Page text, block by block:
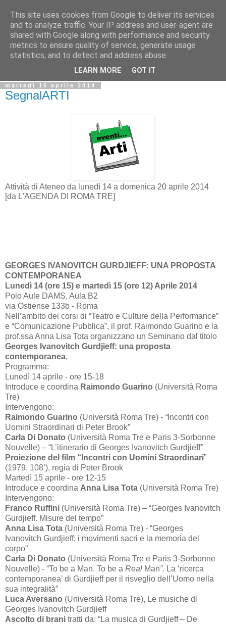
Biblio@rti in
Il Blog della Biblioteca di Area delle arti per condividere
informazioni iniziative incontri
martedì 15 aprile 2014
SegnalARTI
Attività di Ateneo da lunedì 14 a domenica 20 aprile 2014
[da L'AGENDA DI ROMA TRE]
GEORGES IVANOVITCH GURDJIEFF: UNA PROPOSTA
CONTEMPORANEA
Lunedì 14 (ore 15) e martedì 15 (ore 12) Aprile 2014
Polo Aule DAMS, Aula B2
via Ostiense 133b - Roma
Nell’ambito dei corsi di “Teatro e Culture della Performance”
e “Comunicazione Pubblica”, il prof. Raimondo Guarino e la
prof.ssa Anna Lisa Tota organizzano un Seminario dal titolo
Georges Ivanovitch Gurdjieff: una proposta
contemporanea.
Programma:
Lunedì 14 aprile - ore 15-18
Introduce e coordina Raimondo Guarino (Università Roma
Tre)
Intervengono:
Raimondo Guarino (Università Roma Tre) - “Incontri con
Uomini Straordinari di Peter Brook”
Carla Di Donato (Università Roma Tre e Paris 3-Sorbonne
Nouvelle) – “L’itinerario di Georges Ivanovitch Gurdjieff”
Proiezione del film “Incontri con Uomini Straordinari”
(1979, 108’), regia di Peter Brook
Martedì 15 aprile - ore 12-15
Introduce e coordina Anna Lisa Tota (Università Roma Tre)
Intervengono:
Franco Ruffini (Università Roma Tre) – “Georges Ivanovitch
Gurdjieff. Misure del tempo”
Anna Lisa Tota (Università Roma Tre) - “Georges
Ivanovitch Gurdjieff: i movimenti sacri e la memoria del
corpo”
Carla Di Donato (Università Roma Tre e Paris 3-Sorbonne
Nouvelle) - “To be a Man, To be a Real Man”. La ‘ricerca
contemporanea’ di Gurdjieff per il risveglio dell’Uomo nella
sua integralità”
Luca Aversano (Università Roma Tre), Le musiche di
Georges Ivanovitch Gurdjieff
Ascolto di brani tratti da: “La musica di Gurdjieff – De
This site uses cookies from Google to deliver its services
and to analyze traffic. Your IP address and user-agent are
shared with Google along with performance and security
metrics to ensure quality of service, generate usage
statistics, and to detect and address abuse.
LEARN MORE GOT IT